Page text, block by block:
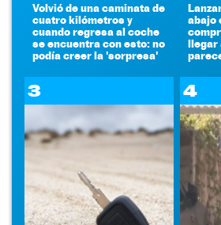
Volvió de una caminata de
cuatro kilómetros y
cuando regresa al coche
se encuentra con esto: no
podía creer la 'sorpresa'
abajo
llegar
3 4